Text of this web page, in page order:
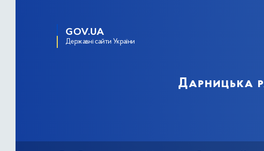
GOV.UA
Державні сайти України
Дарницька